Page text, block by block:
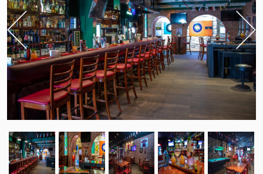
Previous